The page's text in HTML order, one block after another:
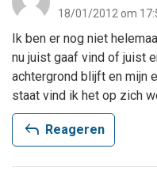
18/01/2012 om
Ik ben er nog niet
nu juist gaaf vind of juist
achtergrond blijft en mijn
staat vind ik het op zich
reply Reageren